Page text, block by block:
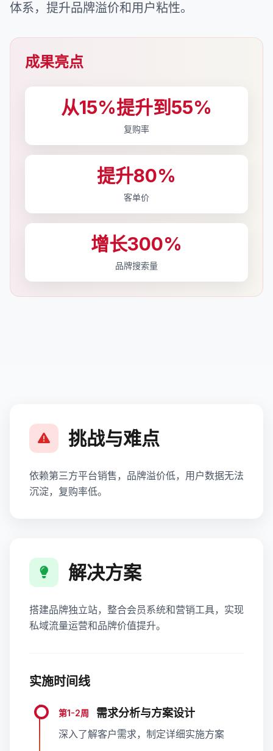
体系，提升品牌溢价和用户粘性。
成果亮点
从15%提升到55%
复购率
提升80%
客单价
增长300%
品牌搜索量
挑战与难点
依赖第三方平台销售，品牌溢价低，用户数据无法
沉淀，复购率低。
解决方案
搭建品牌独立站，整合会员系统和营销工具，实现
私域流量运营和品牌价值提升。
实施时间线
第1-2周 需求分析与方案设计
深入了解客户需求，制定详细实施方案